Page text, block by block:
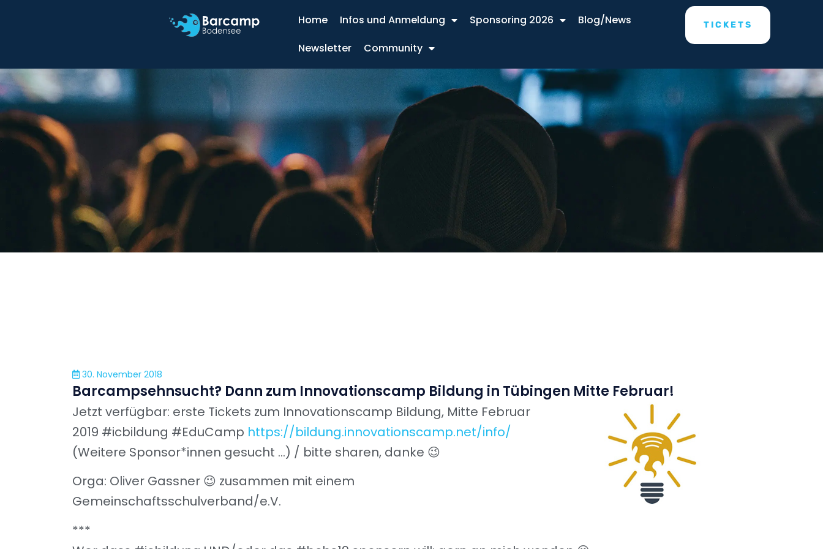
Home Infos und Anmeldung Sponsoring 2026
Blog/News
Newsletter
Community
TICKETS
30. November 2018
Barcampsehnsucht? Dann zum Innovationscamp Bildung in Tübingen Mitte Februar!
Jetzt verfügbar: erste Tickets zum Innovationscamp Bildung, Mitte Februar
2019 #icbildung #EduCamp https://bildung.innovationscamp.net/info/
(Weitere Sponsor*innen gesucht …) / bitte sharen, danke 😉
Orga: Oliver Gassner 😉 zusammen mit einem
Gemeinschaftsschulverband/e.V.
***